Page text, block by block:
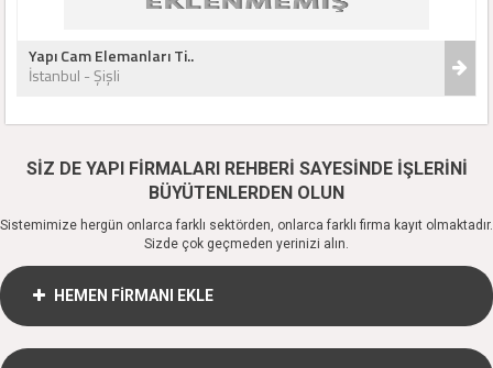
Yapı Cam Elemanları Ti..
İstanbul - Şişli
SİZ DE YAPI FİRMALARI REHBERİ SAYESİNDE İŞLERİNİ
BÜYÜTENLERDEN OLUN
Sistemimize hergün onlarca farklı sektörden, onlarca farklı firma kayıt olmaktadır.
Sizde çok geçmeden yerinizi alın.
HEMEN FİRMANI EKLE